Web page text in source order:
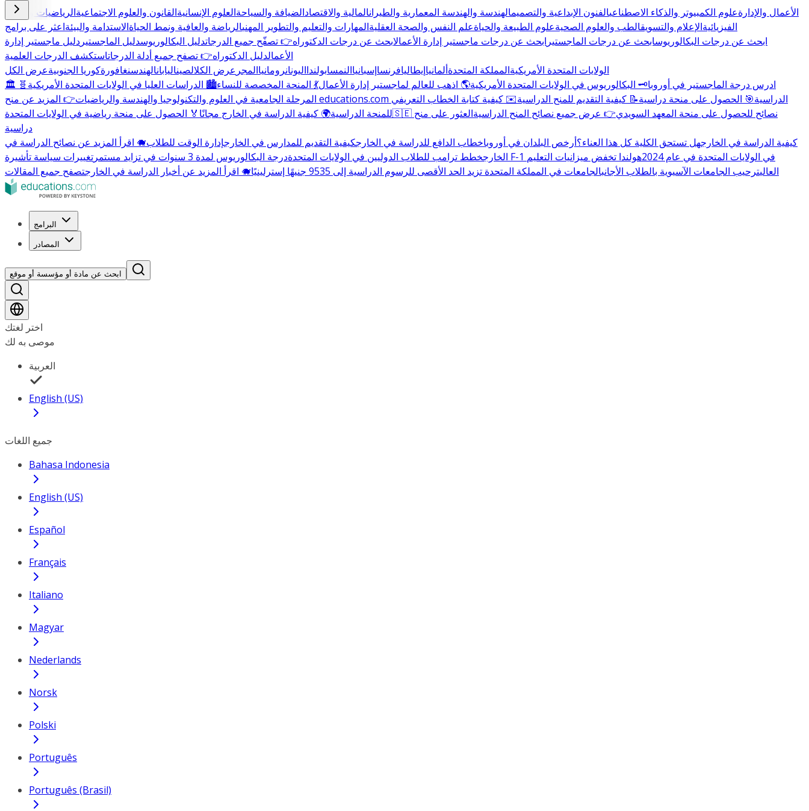
الأعمال والإدارةعلوم الكمبيوتر والذكاء الاصطناعيالفنون الإبداعية والتصميمالهندسة والهندسة المعمارية والطيرانالمالية والاقتصادالضيافة والسياحةالعلوم الإنسانيةالقانون والعلوم الاجتماعيةالرياضيات والعلوم
الفيزيائيةالإعلام والتسويقالطب والعلوم الصحيةعلوم الطبيعة والحياةعلم النفس والصحة العقليةالمهارات والتعليم والتطوير المهنيالرياضة والعافية ونمط الحياةالاستدامة والبيئةاعثر على برامج
ابحث عن درجات البكالوريوسابحث عن درجات الماجستير ابحث عن درجات ماجستير إدارة الأعمالابحث عن درجات الدكتوراه👉 تصفّح جميع الدرجاتدليل البكالوريوسدليل الماجستير دليل ماجستير إدارة
الأعمالدليل الدكتوراه👉 تصفح جميع أدلة الدرجاتاستكشف الدرجات العلمية
الولايات المتحدة الأمريكيةالمملكة المتحدةألمانياإيطاليافرنساإسبانياالنمسابولندااليونانرومانياالمجر عرض الكلالصيناليابانالهندسنغافورةكوريا الجنوبيةعرض الكل
🏛️ ادرس درجة الماجستير في أوروبا🗝️ البكالوريوس في الولايات المتحدة الأمريكية🌎 اذهب للعالم لماجستير إدارة الأعمال💃 المنحة المخصصة للنساء🏙️ الدراسات العليا في الولايات المتحدة الأمريكية 🧬
المرحلة الجامعية في العلوم والتكنولوجيا والهندسة والرياضيات
👉 المزيد عن منح educations.com الدراسية🎯 الحصول على منحة دراسية📝 كيفية التقديم للمنح الدراسية✉️ كيفية كتابة الخطاب التعريفي
للمنحة الدراسية🌍 كيفية الدراسة في الخارج مجانًا 🏅 الحصول على منحة رياضية في الولايات المتحدة 🇸🇪 نصائح للحصول على منحة المعهد السويدي👉 عرض جميع نصائح المنح الدراسيةالعثور على منح
دراسية
كيفية الدراسة في الخارجهل تستحق الكلية كل هذا العناء؟أرخص البلدان في أوروباخطاب الدافع للدراسة في الخارجكيفية التقديم للمدارس في الخارجإدارة الوقت للطلاب🐗 اقرأ المزيد عن نصائح الدراسة في
الخارجخطط ترامب للطلاب الدوليين في الولايات المتحدةدرجة البكالوريوس لمدة 3 سنوات في تزايد مستمر تغييرات سياسة تأشيرة F-1 في الولايات المتحدة في عام 2024
هولندا تخفض ميزانيات التعليم
العاليترحيب الجامعات الآسيوية بالطلاب الأجانبالجامعات في المملكة المتحدة تزيد الحد الأقصى للرسوم الدراسية إلى 9535 جنيهًا إسترلينيًا 🐗 اقرأ المزيد عن أخبار الدراسة في الخارجتصفح جميع المقالات
البرامج
المصادر
ابحث عن مادة أو مؤسسة أو موقع
اختر لغتك
موصى به لك
العربية
English (US)
جميع اللغات
Bahasa Indonesia
English (US)
Español
Français
Italiano
Magyar
Nederlands
Norsk
Polski
Português
Português (Brasil)